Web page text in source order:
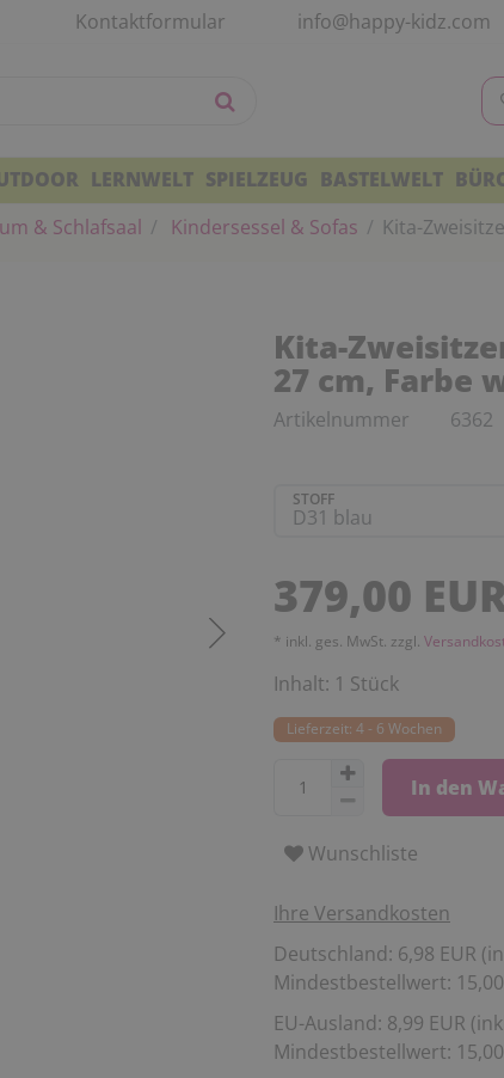
Kontaktformular info@happy-kidz.com
LERNWELT SPIELZEUG BASTELWELT
& Schlafsaal Kindersessel & Sofas Kita-
Kita-
27 cm, Farbe
Artikelnummer 6362
STOFF
379,00
* inkl. ges. MwSt. zzgl.
Inhalt: 1 Stück
Lieferzeit: 4 - 6 Wochen
In den
Wunschliste
Ihre Versandkosten
Deutschland: 6,98 EUR
Mindestbestellwert: 15,00
EU-Ausland: 8,99 EUR
Mindestbestellwert: 15,00